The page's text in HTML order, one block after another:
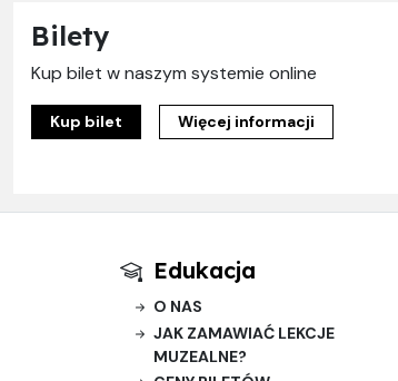
Bilety
Kup bilet w naszym systemie online
Kup bilet Więcej informacji
Edukacja
O NAS
JAK ZAMAWIAĆ LEKCJE
MUZEALNE?